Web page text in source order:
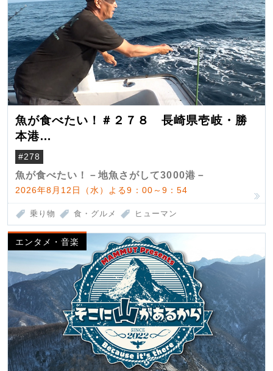
魚が食べたい！＃２７８ 長崎県壱岐・勝
本港
（クロマグロ）
#278
魚が食べたい！－地魚さがして3000港－
2026年8月12日（水）よる9：00～9：54
乗り物 食・グルメ ヒューマン
エンタメ・音楽